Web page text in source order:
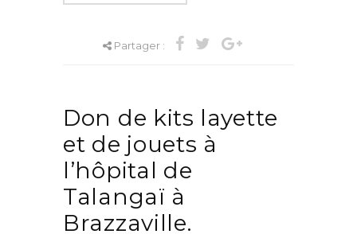
Partager :
Don de kits layette
et de jouets à
l’hôpital de
Talangaï à
Brazzaville.